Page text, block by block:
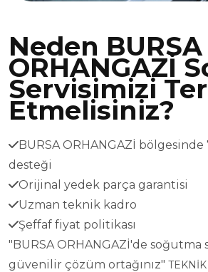
Neden BURSA
ORHANGAZİ
Servisimizi
Etmelisiniz?
BURSA ORHANGAZİ bölgesinde
desteği
Orijinal yedek parça garantisi
Uzman teknik kadro
Şeffaf fiyat politikası
"BURSA ORHANGAZİ'de
güvenilir çözüm ortağınız"